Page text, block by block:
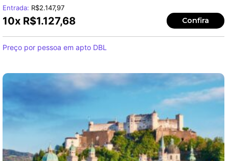
Entrada: R$2.147,97
10x R$1.127,68 Confira
Preço por pessoa em apto DBL